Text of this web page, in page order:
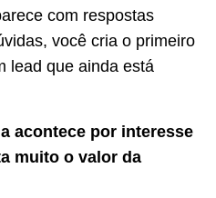
com respostas
você cria o primeiro
lead que ainda está
acontece por interesse
muito o valor da